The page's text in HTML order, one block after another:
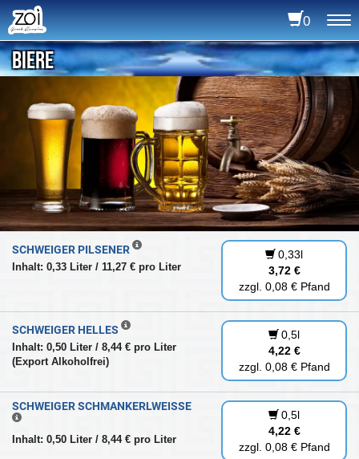
0
BIERE
SCHWEIGER PILSENER
Inhalt: 0,33 Liter / 11,27 € pro Liter
0,33l
3,72 €
zzgl. 0,08 € Pfand
SCHWEIGER HELLES
Inhalt: 0,50 Liter / 8,44 € pro Liter
(Export Alkoholfrei)
0,5l
4,22 €
zzgl. 0,08 € Pfand
SCHWEIGER SCHMANKERLWEISSE
Inhalt: 0,50 Liter / 8,44 € pro Liter
0,5l
4,22 €
zzgl. 0,08 € Pfand